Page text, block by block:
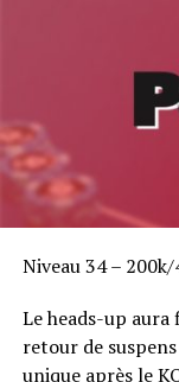
Niveau 34 –
Le heads-up
retour de
unique après le